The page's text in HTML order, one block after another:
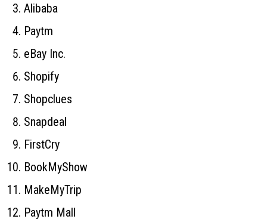
Alibaba
Paytm
eBay Inc.
Shopify
Shopclues
Snapdeal
FirstCry
BookMyShow
MakeMyTrip
Paytm Mall